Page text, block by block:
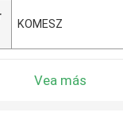
KOMESZ
Vea más